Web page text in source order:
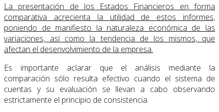
La presentación de los Estados Financieros en forma
comparativa acrecienta la utilidad de estos informes,
poniendo de manifiesto la naturaleza económica de las
variaciones, así como la tendencia de los mismos, que
afectan el desenvolvimiento de la empresa.
Es importante aclarar que el análisis mediante la
comparación sólo resulta efectivo cuando el sistema de
cuentas y su evaluación se llevan a cabo observando
estrictamente el principio de consistencia.